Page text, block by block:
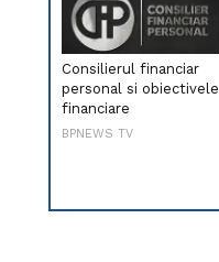
Consilierul financiar
personal si obiectivele
financiare
BPNEWS TV